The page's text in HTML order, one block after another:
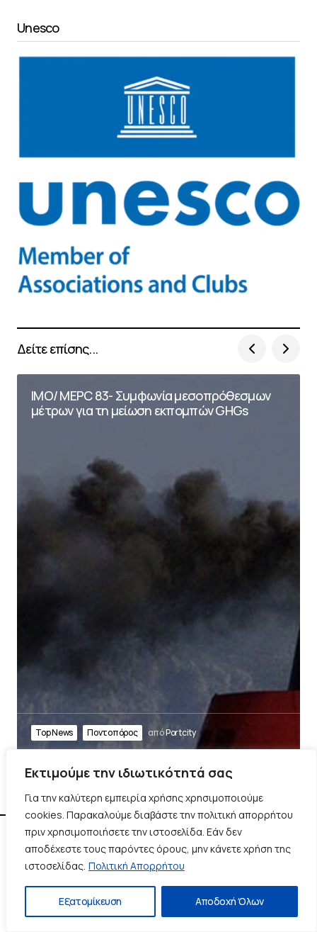
Εκτιμούμε την ιδιωτικότητά σας
Για την καλύτερη εμπειρία χρήσης χρησιμοποιούμε
cookies. Παρακαλούμε διαβάστε την πολιτική απορρήτου
πριν χρησιμοποιήσετε την ιστοσελίδα. Εάν δεν
αποδέχεστε τους παρόντες όρους, μην κάνετε χρήση της
ιστοσελίδας. Πολιτική Απορρήτου
Εξατομίκευση Αποδοχή Όλων
Unesco
Δείτε επίσης...
IMO/ MEPC 83- Συμφωνία μεσοπρόθεσμων
μέτρων για τη μείωση εκπομπών GHGs
Top News Ποντοπόρος απόPortcity
Καλώς Ήρθατε στο Portcity. Το δημοσιογραφικό portal του